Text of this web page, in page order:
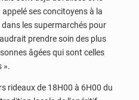
appelé ses concitoyens à la
les supermarchés pour
prendre soin des plus
âgées qui sont celles
».
rideaux de 18H00 à 6H00 du